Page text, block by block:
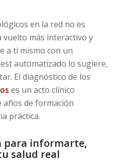
en la red no es
vuelto más interactivo y
a ti mismo con un
automatizado lo sugiere,
El diagnóstico de los
es un acto clínico
años de formación
práctica.
para informarte,
salud real